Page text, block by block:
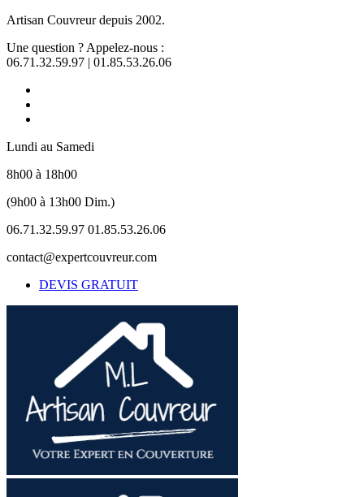
Artisan Couvreur depuis 2002.
Une question ? Appelez-nous :
06.71.32.59.97 | 01.85.53.26.06
Lundi au Samedi
8h00 à 18h00
(9h00 à 13h00 Dim.)
06.71.32.59.97 01.85.53.26.06
contact@expertcouvreur.com
DEVIS GRATUIT